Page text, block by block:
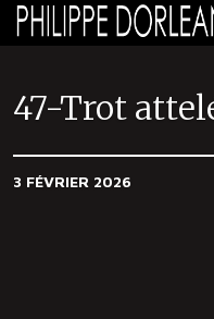
v
i
47-Trot
3 FÉVRIER 2026